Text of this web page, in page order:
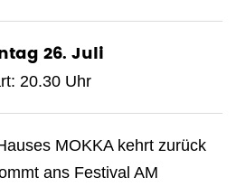
26. Juli
20.30 Uhr
MOKKA kehrt zurück
ans Festival AM